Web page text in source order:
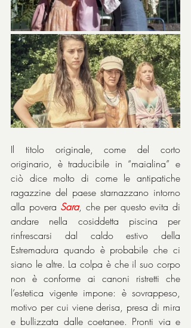
Il titolo originale, come del corto
originario, è traducibile in “maialina” e
ciò dice molto di come le antipatiche
ragazzine del paese starnazzano intorno
alla povera Sara, che per questo evita di
andare nella cosiddetta piscina per
rinfrescarsi dal caldo estivo della
Estremadura quando è probabile che ci
siano le altre. La colpa è che il suo corpo
non è conforme ai canoni ristretti che
l’estetica vigente impone: è sovrappeso,
motivo per cui viene derisa, presa di mira